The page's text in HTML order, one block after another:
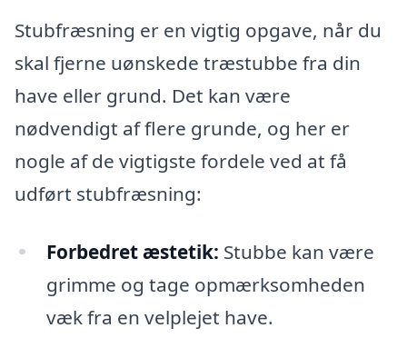
Stubfræsning er en vigtig opgave, når du
skal fjerne uønskede træstubbe fra din
have eller grund. Det kan være
nødvendigt af flere grunde, og her er
nogle af de vigtigste fordele ved at få
udført stubfræsning:
Forbedret æstetik: Stubbe kan være
grimme og tage opmærksomheden
væk fra en velplejet have.